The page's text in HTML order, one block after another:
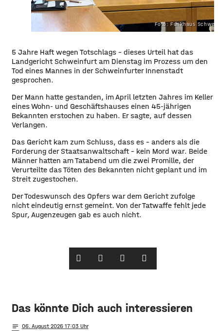
Foto: Funkhaus
5 Jahre Haft wegen Totschlags – dieses Urteil hat das
Landgericht Schweinfurt am Dienstag im Prozess um den
Tod eines Mannes in der Schweinfurter Innenstadt
gesprochen.
Der Mann hatte gestanden, im April letzten Jahres im Keller
eines Wohn- und Geschäftshauses einen 45-jährigen
Bekannten erstochen zu haben. Er sagte, auf dessen
Verlangen.
Das Gericht kam zum Schluss, dass es – anders als die
Forderung der Staatsanwaltschaft – kein Mord war. Beide
Männer hatten am Tatabend um die zwei Promille, der
Verurteilte das Töten des Bekannten nicht geplant und im
Streit zugestochen.
Der Todeswunsch des Opfers war dem Gericht zufolge
nicht eindeutig ernst gemeint. Von der Tatwaffe fehlt jede
Spur, Augenzeugen gab es auch nicht.
Das könnte Dich auch interessieren
notes 06. August 2026 17:03